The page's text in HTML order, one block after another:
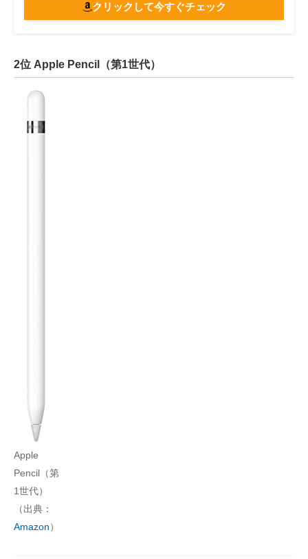
クリックして今すぐチェック
2位 Apple Pencil（第1世代）
Apple
Pencil（第
1世代）
（出典：
Amazon）